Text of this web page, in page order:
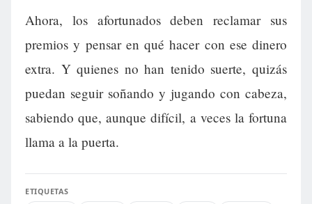
Ahora, los afortunados deben reclamar sus
premios y pensar en qué hacer con ese dinero
extra. Y quienes no han tenido suerte, quizás
puedan seguir soñando y jugando con cabeza,
sabiendo que, aunque difícil, a veces la fortuna
llama a la puerta.
ETIQUETAS